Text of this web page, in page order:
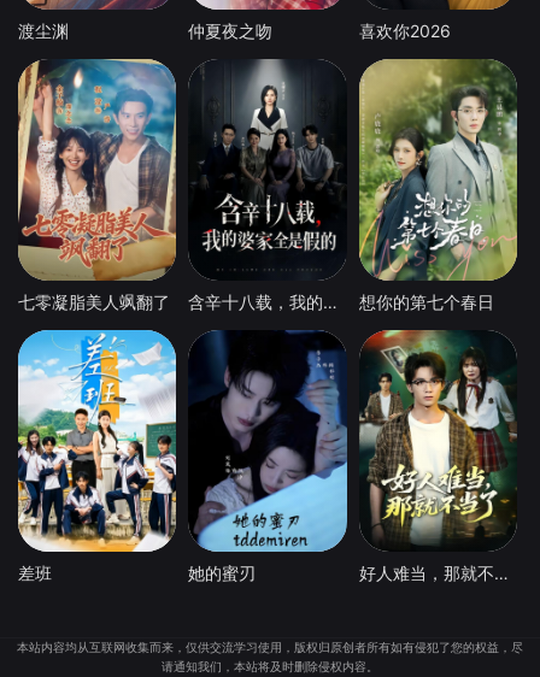
渡尘渊 仲夏夜之吻 喜欢你2026
七零凝脂美人飒翻了 含辛十八载，我的婆家全是假的 想你的第七个春日
差班 她的蜜刃 好人难当，那就不当了
本站内容均从互联网收集而来，仅供交流学习使用，版权归原创者所有如有侵犯了您的权益，尽
请通知我们，本站将及时删除侵权内容。